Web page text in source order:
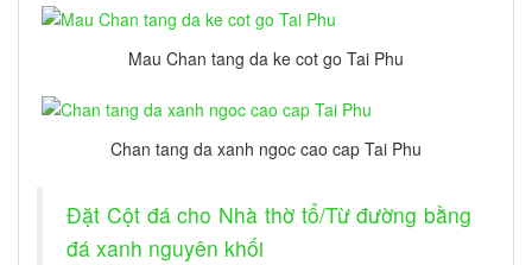
Mau Chan tang da ke cot go Tai Phu
Chan tang da xanh ngoc cao cap Tai Phu
Đặt Cột đá cho Nhà thờ tổ/Từ đường bằng
đá xanh nguyên khối